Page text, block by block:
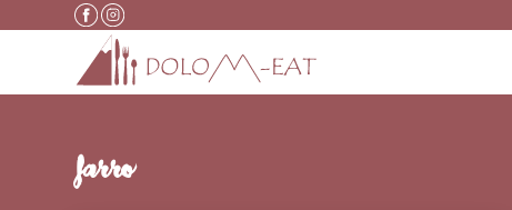
Vai al contenuto
farro